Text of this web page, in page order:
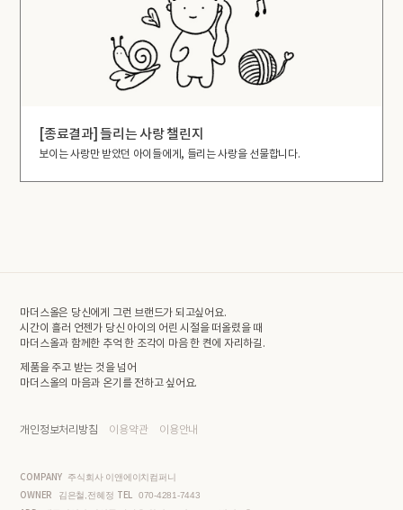
[종료결과] 들리는 사랑 챌린지
보이는 사랑만 받았던 아이들에게, 들리는 사랑을 선물합니다.
마더스올은 당신에게 그런 브랜드가 되고싶어요.
시간이 흘러 언젠가 당신 아이의 어린 시절을 떠올렸을 때
마더스올과 함께한 추억 한 조각이 마음 한 켠에 자리하길.
제품을 주고 받는 것을 넘어
마더스올의 마음과 온기를 전하고 싶어요.
개인정보처리방침 이용약관 이용안내
COMPANY 주식회사 이앤에이치컴퍼니
OWNER 김은철,전혜정 TEL 070-4281-7443